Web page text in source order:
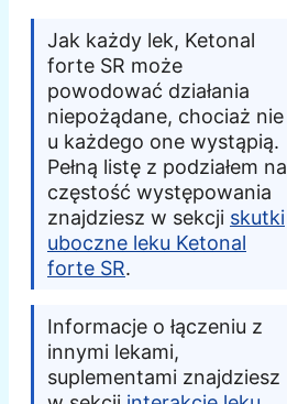
Jak każdy lek, Ketonal
forte SR może
powodować działania
niepożądane, chociaż nie
u każdego one wystąpią.
Pełną listę z podziałem na
częstość występowania
znajdziesz w sekcji skutki
uboczne leku Ketonal
forte SR.
Informacje o łączeniu z
innymi lekami,
suplementami znajdziesz